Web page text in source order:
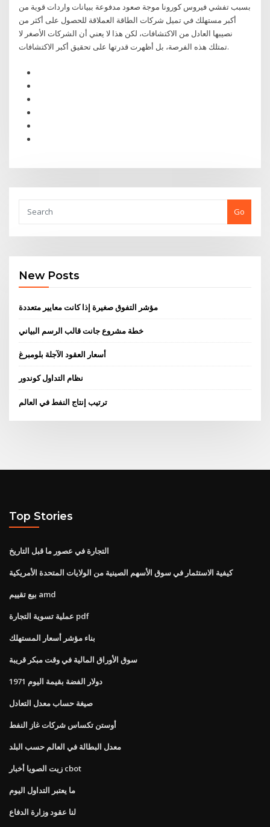
بسبب تفشي فيروس كورونا موجة صعود مدفوعة ببيانات واردات قوية من
أكبر مستهلك في تميل شركات الطاقة العملاقة للحصول على أكثر من
نصيبها العادل من الاكتشافات، لكن هذا لا يعني أن الشركات الأصغر لا
تمتلك هذه الفرصة، بل أظهرت قدرتها على تحقيق أكبر الاكتشافات.
Go
New Posts
مؤشر التفوق صغيرة إذا كانت معايير متعددة
خطة مشروع جانت قالب الرسم البياني
أسعار العقود الآجلة بلومبرغ
نظام التداول كوندور
ترتيب إنتاج النفط في العالم
Top Stories
التجارة في عصور ما قبل التاريخ
كيفية الاستثمار في سوق الأسهم الصينية من الولايات المتحدة الأمريكية
بيع تقييم amd
عملية تسوية التجارة pdf
بناء مؤشر أسعار المستهلك
سوق الأوراق المالية في وقت مبكر قريبة
1971 دولار الفضة بقيمة اليوم
صيغة حساب معدل التعادل
أوستن تكساس شركات غاز النفط
معدل البطالة في العالم حسب البلد
زيت الصويا أخبار cbot
ما يعتبر التداول اليوم
لنا عقود وزارة الدفاع